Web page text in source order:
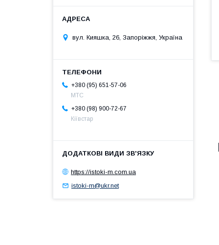
вул. Кияшка, 26, Запоріжжя, Україна
+380 (95) 651-57-06
MTC
+380 (98) 900-72-67
Кіївстар
https://istoki-m.com.ua
istoki-m@ukr.net